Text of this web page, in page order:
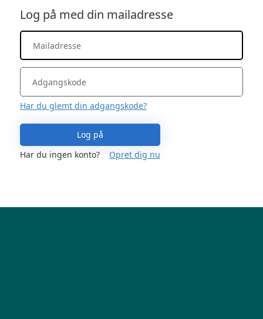
Log på med din mailadresse
Har du glemt din adgangskode?
Log på
Har du ingen konto?
Opret dig nu